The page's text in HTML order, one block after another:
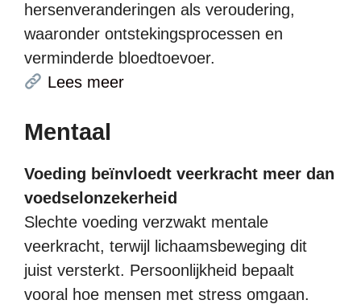
hersenveranderingen als veroudering,
waaronder ontstekingsprocessen en
verminderde bloedtoevoer.
Lees meer
Mentaal
Voeding beïnvloedt veerkracht meer dan
voedselonzekerheid
Slechte voeding verzwakt mentale
veerkracht, terwijl lichaamsbeweging dit
juist versterkt. Persoonlijkheid bepaalt
vooral hoe mensen met stress omgaan.